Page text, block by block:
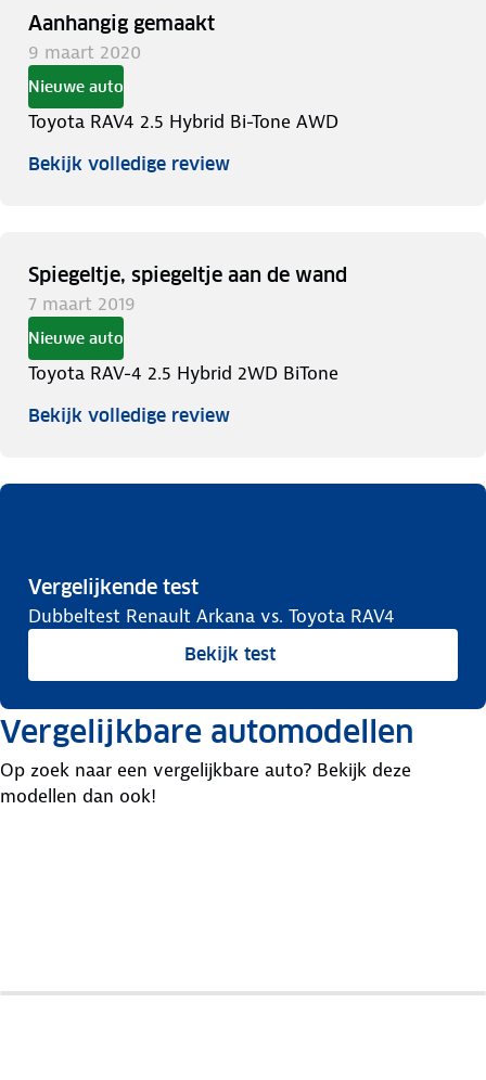
Aanhangig gemaakt
9 maart 2020
Nieuwe auto
Toyota RAV4 2.5 Hybrid Bi-Tone AWD
Bekijk volledige review
Spiegeltje, spiegeltje aan de wand
7 maart 2019
Nieuwe auto
Toyota RAV-4 2.5 Hybrid 2WD BiTone
Bekijk volledige review
Vergelijkende test
Dubbeltest Renault Arkana vs. Toyota RAV4
Bekijk test
Vergelijkbare automodellen
Op zoek naar een vergelijkbare auto? Bekijk deze
modellen dan ook!